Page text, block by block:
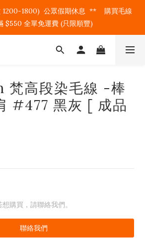
1200-1800)  公眾假期休息  **    購買毛線
$550 全單免運費 (只限順豐)
梵高段染毛線 -棒
#477 黑灰 [ 成品
想購買，請聯絡我們。
聯絡我們